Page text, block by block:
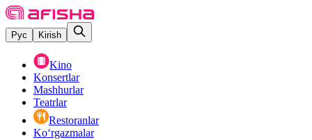
Рус Kirish
Kino
Konsertlar
Mashhurlar
Teatrlar
Restoranlar
Ko‘rgazmalar